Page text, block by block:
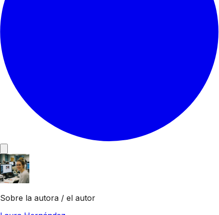
Sobre la autora / el autor